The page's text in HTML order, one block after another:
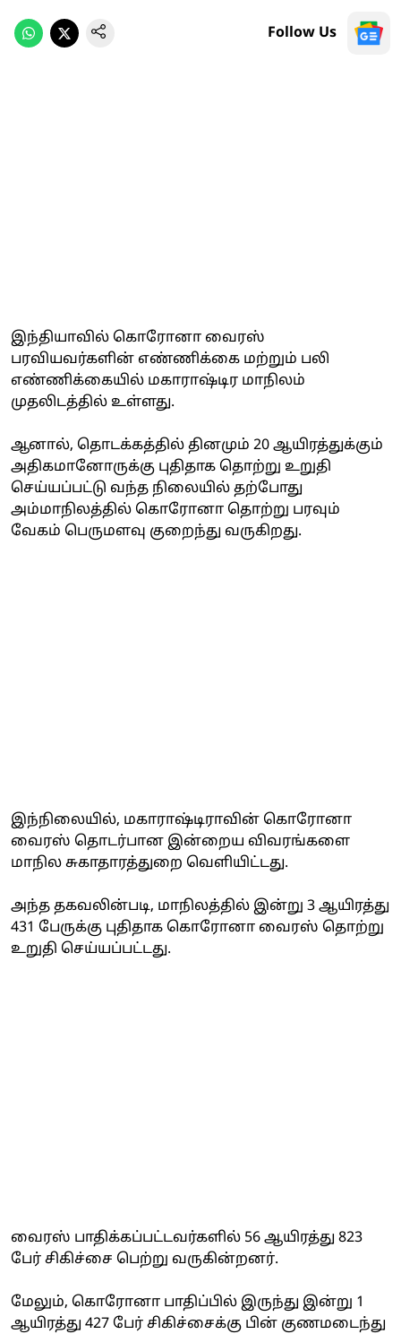
Follow Us
இந்தியாவில் கொரோனா வைரஸ்
பரவியவர்களின் எண்ணிக்கை மற்றும் பலி
எண்ணிக்கையில் மகாராஷ்டிர மாநிலம்
முதலிடத்தில் உள்ளது.
ஆனால், தொடக்கத்தில் தினமும் 20 ஆயிரத்துக்கும்
அதிகமானோருக்கு புதிதாக தொற்று உறுதி
செய்யப்பட்டு வந்த நிலையில் தற்போது
அம்மாநிலத்தில் கொரோனா தொற்று பரவும்
வேகம் பெருமளவு குறைந்து வருகிறது.
இந்நிலையில், மகாராஷ்டிராவின் கொரோனா
வைரஸ் தொடர்பான இன்றைய விவரங்களை
மாநில சுகாதாரத்துறை வெளியிட்டது.
அந்த தகவலின்படி, மாநிலத்தில் இன்று 3 ஆயிரத்து
431 பேருக்கு புதிதாக கொரோனா வைரஸ் தொற்று
உறுதி செய்யப்பட்டது.
வைரஸ் பாதிக்கப்பட்டவர்களில் 56 ஆயிரத்து 823
பேர் சிகிச்சை பெற்று வருகின்றனர்.
மேலும், கொரோனா பாதிப்பில் இருந்து இன்று 1
ஆயிரத்து 427 பேர் சிகிச்சைக்கு பின் குணமடைந்து